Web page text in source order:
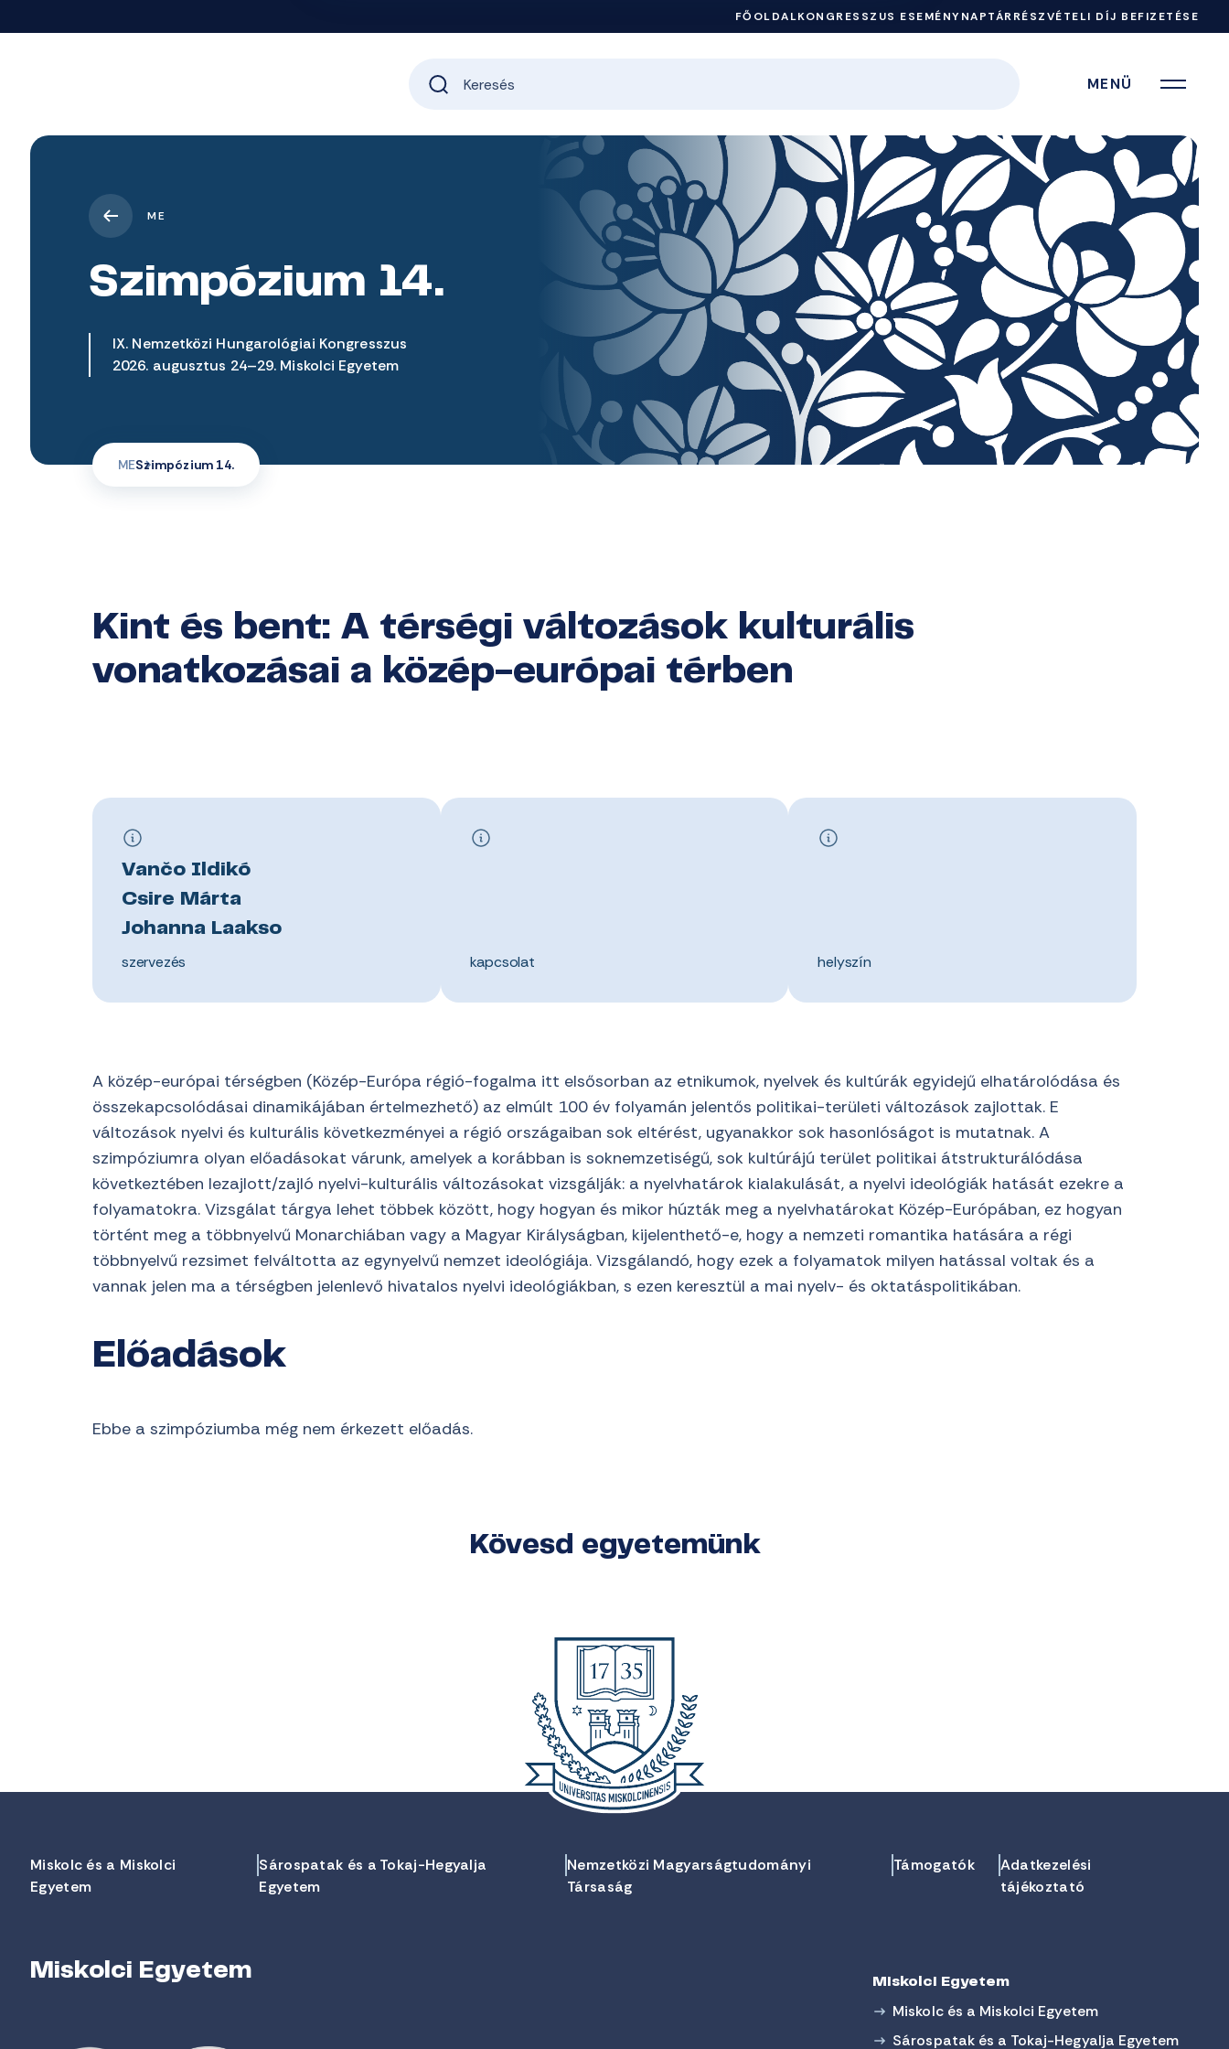
FŐOLDALKONGRESSZUS ESEMÉNYNAPTÁRRÉSZVÉTELI DÍJ BEFIZETÉSE
MENÜ
ME
Szimpózium 14.
IX. Nemzetközi Hungarológiai Kongresszus
2026. augusztus 24–29. Miskolci Egyetem
MESzimpózium 14.
Kint és bent: A térségi változások kulturális
vonatkozásai a közép-európai térben
Vančo Ildikó
Csire Márta
Johanna Laakso
szervezés kapcsolat helyszín
A közép-európai térségben (Közép-Európa régió-fogalma itt elsősorban az etnikumok, nyelvek és kultúrák egyidejű elhatárolódása és
összekapcsolódásai dinamikájában értelmezhető) az elmúlt 100 év folyamán jelentős politikai-területi változások zajlottak. E
változások nyelvi és kulturális következményei a régió országaiban sok eltérést, ugyanakkor sok hasonlóságot is mutatnak. A
szimpóziumra olyan előadásokat várunk, amelyek a korábban is soknemzetiségű, sok kultúrájú terület politikai átstrukturálódása
következtében lezajlott/zajló nyelvi-kulturális változásokat vizsgálják: a nyelvhatárok kialakulását, a nyelvi ideológiák hatását ezekre a
folyamatokra. Vizsgálat tárgya lehet többek között, hogy hogyan és mikor húzták meg a nyelvhatárokat Közép-Európában, ez hogyan
történt meg a többnyelvű Monarchiában vagy a Magyar Királyságban, kijelenthető-e, hogy a nemzeti romantika hatására a régi
többnyelvű rezsimet felváltotta az egynyelvű nemzet ideológiája. Vizsgálandó, hogy ezek a folyamatok milyen hatással voltak és a
vannak jelen ma a térségben jelenlevő hivatalos nyelvi ideológiákban, s ezen keresztül a mai nyelv- és oktatáspolitikában.
Előadások
Ebbe a szimpóziumba még nem érkezett előadás.
Kövesd egyetemünk
Miskolc és a Miskolci
Egyetem
Sárospatak és a Tokaj-Hegyalja
Egyetem
Nemzetközi Magyarságtudományi
Társaság
Támogatók
Adatkezelési
tájékoztató
Miskolci Egyetem Miskolci Egyetem
Miskolc és a Miskolci Egyetem
Sárospatak és a Tokaj-Hegyalja Egyetem